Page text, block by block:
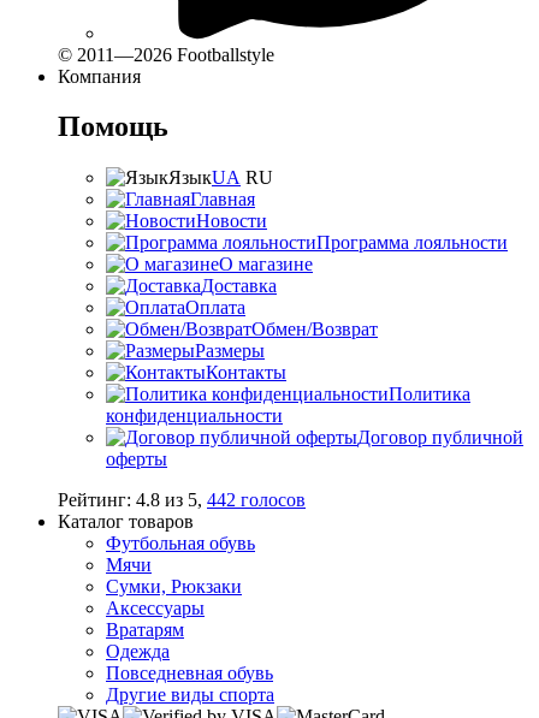
© 2011—2026 Footballstyle
Компания
Помощь
ЯзыкUA RU
Главная
Новости
Программа лояльности
О магазине
Доставка
Оплата
Обмен/Возврат
Размеры
Контакты
Политика
конфиденциальности
Договор публичной
оферты
Рейтинг: 4.8 из 5, 442 голосов
Каталог товаров
Футбольная обувь
Мячи
Сумки, Рюкзаки
Аксессуары
Вратарям
Одежда
Повседневная обувь
Другие виды спорта